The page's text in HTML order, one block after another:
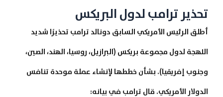
تحذير ترامب لدول البريكس
أطلق الرئيس الأمريكي السابق دونالد ترامب تحذيرًا شديد
اللهجة لدول مجموعة بريكس (البرازيل، روسيا، الهند، الصين،
وجنوب إفريقيا). بشأن خططها لإنشاء عملة موحدة تنافس
الدولار الأمريكي. قال ترامب في بيانه: